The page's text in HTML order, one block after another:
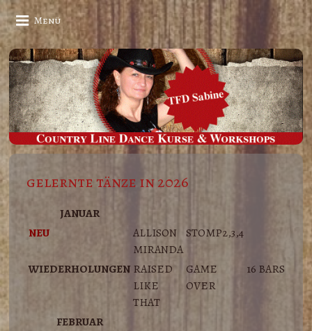
Menü
gelernte tänze in 2026
JANUAR
NEU
ALLISON
MIRANDA
STOMP2,3,4
WIEDERHOLUNGEN RAISED
LIKE
THAT
GAME
OVER
16 BARS
FEBRUAR